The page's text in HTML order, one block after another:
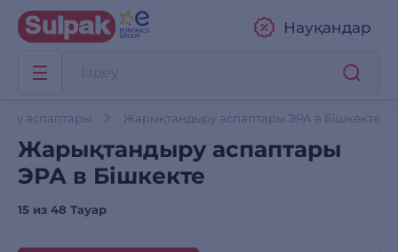
Науқандар
аспаптары Жарықтандыру аспаптары ЭРА в Бішкекте
Жарықтандыру аспаптары
ЭРА в Бішкекте
15 из 48 Тауар